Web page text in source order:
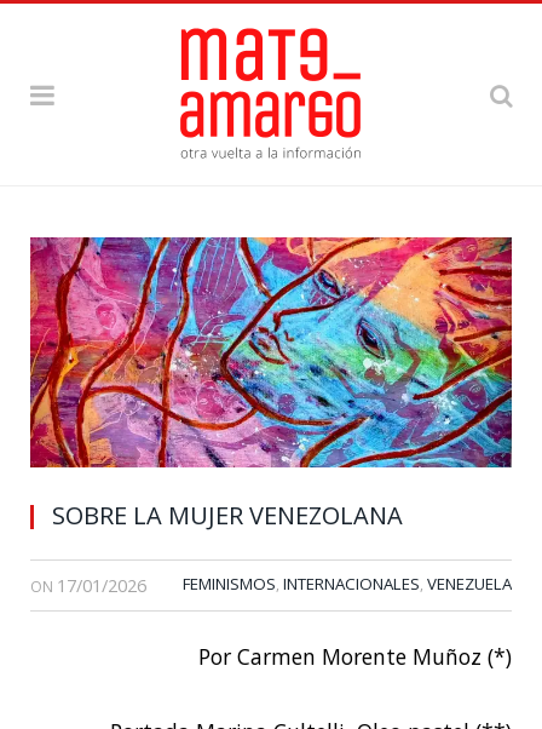
SOBRE LA MUJER VENEZOLANA
ON 17/01/2026 FEMINISMOS, INTERNACIONALES, VENEZUELA
Por Carmen Morente Muñoz (*)